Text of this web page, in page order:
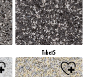
Tibet5